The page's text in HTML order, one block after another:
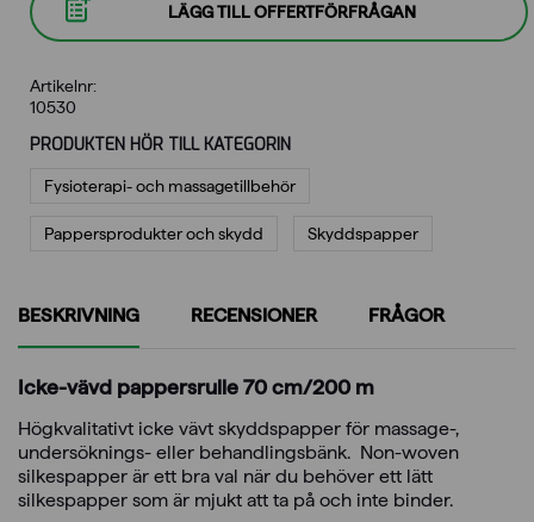
LÄGG TILL OFFERTFÖRFRÅGAN
Artikelnr:
10530
PRODUKTEN HÖR TILL KATEGORIN
Fysioterapi- och massagetillbehör
Pappersprodukter och skydd Skyddspapper
BESKRIVNING RECENSIONER FRÅGOR
Icke-vävd pappersrulle 70 cm/200 m
Högkvalitativt icke vävt skyddspapper för massage-,
undersöknings- eller behandlingsbänk. Non-woven
silkespapper är ett bra val när du behöver ett lätt
silkespapper som är mjukt att ta på och inte binder.